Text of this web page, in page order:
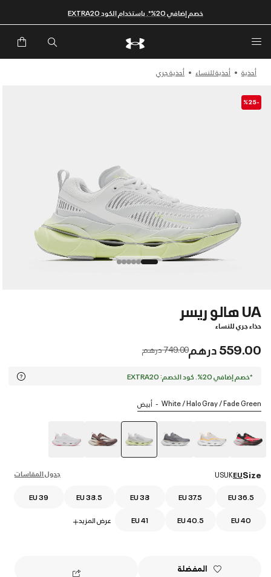
خصم إضافي 20%*. باستخدام الكود EXTRA20
أحذية أحذية للنساء أحذية جري
-%25
UA هالو ريسر
حذاء جري للنساء
559.00 درهم Price reduced from
749.00 درهم to
*خصم إضافي 20%. كود الخصم: EXTRA20
White / Halo Gray / Fade Green أبيض
جدول المقاسات Size
EU
UK
US
EU 36.5
EU 37.5
EU 38
EU 38.5
EU 39
EU 40
EU 40.5
EU 41 عرض المزيد+
المفضلة